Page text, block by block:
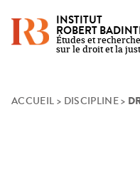
Skip
INSTITUT
ROBERT
Études et
sur le droit et la
ACCUEIL > DISCIPLINE>